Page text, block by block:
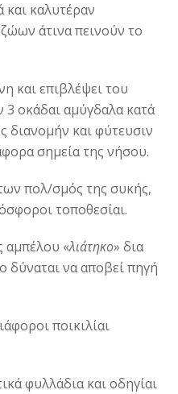
καλυτέραν
άτινα πεινούν το
και επιβλέψει του
οκάδαι αμύγδαλα κατά
διανομήν και φύτευσιν
σημεία της νήσου.
πολ/σμός της συκής,
τοποθεσίαι.
αμπέλου «λιάτηκο» δια
να αποβεί πηγή
ποικιλίαι
φυλλάδια και οδηγίαι